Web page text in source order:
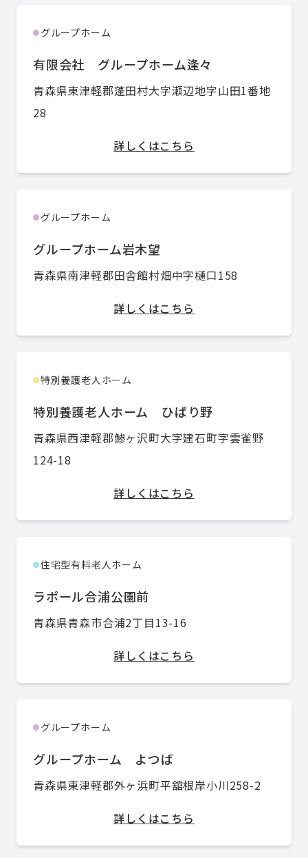
● グループホーム
有限会社 グループホーム逢々
青森県東津軽郡蓬田村大字瀬辺地字山田1番地
28
詳しくはこちら
● グループホーム
グループホーム岩木望
青森県南津軽郡田舎館村畑中字樋口158
詳しくはこちら
●特別養護老人ホーム
特別養護老人ホーム ひばり野
青森県西津軽郡鯵ヶ沢町大字建石町字雲雀野
124-18
詳しくはこちら
●住宅型有料老人ホーム
ラポール合浦公園前
青森県青森市合浦2丁目13-16
詳しくはこちら
● グループホーム
グループホーム よつば
青森県東津軽郡外ヶ浜町平舘根岸小川258-2
詳しくはこちら